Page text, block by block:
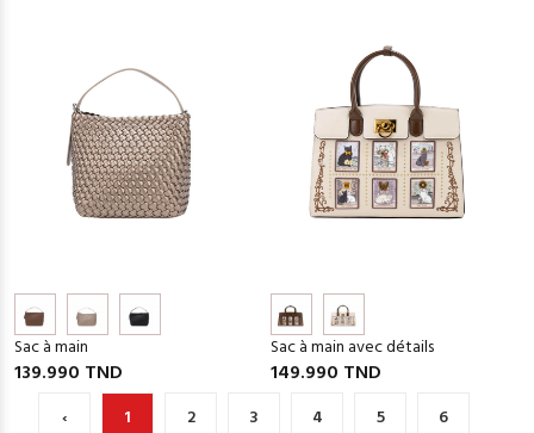
Sac à main
139.990 TND
Sac à main avec détails
149.990 TND
‹ 1 2 3 4 5 6